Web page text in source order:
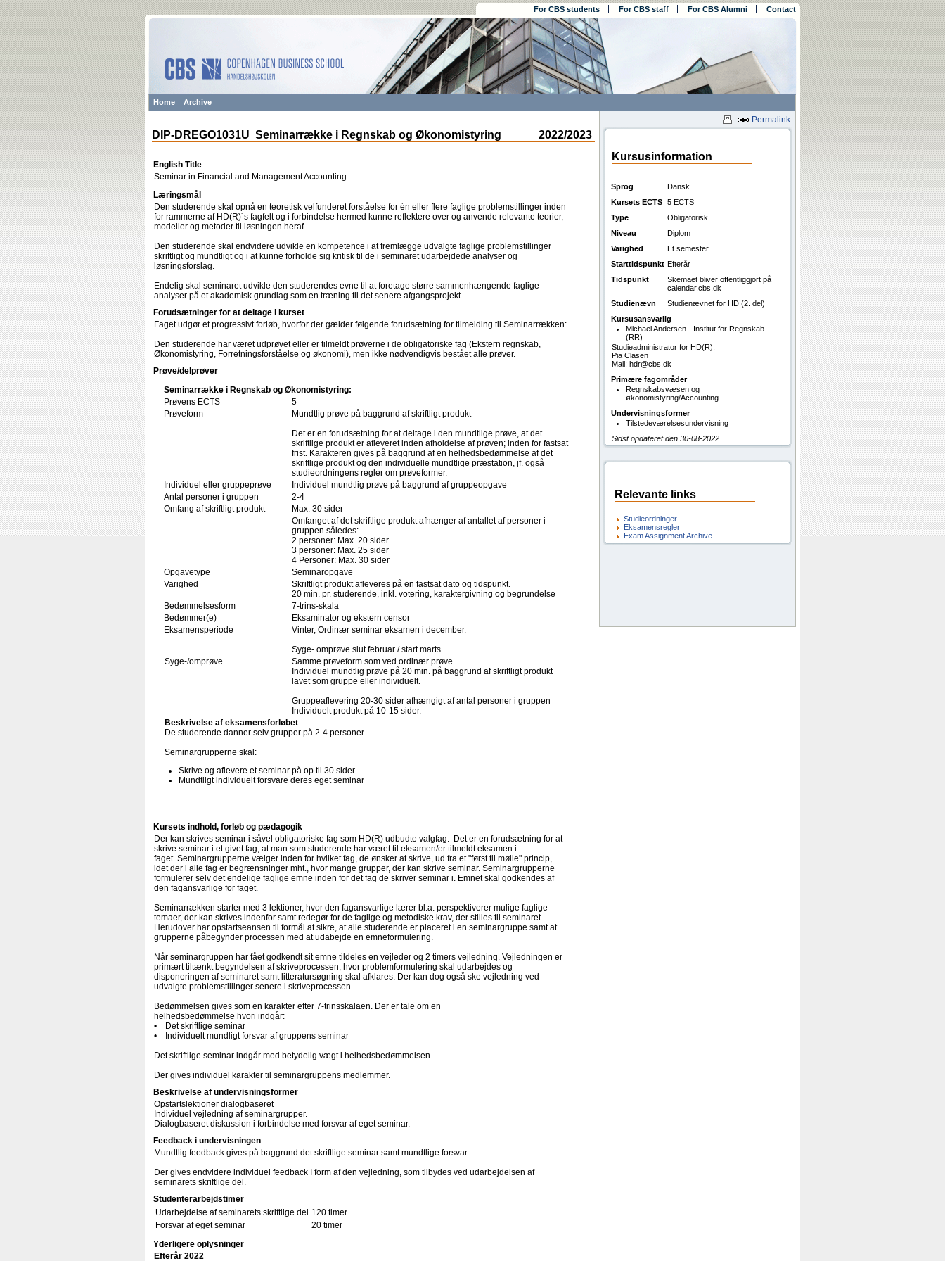
For CBS students For CBS staff For CBS Alumni Contact
Home Archive
Permalink
2022/2023
DIP-DREGO1031U Seminarrække i Regnskab og Økonomistyring
English Title
Seminar in Financial and Management Accounting
Læringsmål
Den studerende skal opnå en teoretisk velfunderet forståelse for én eller flere faglige problemstillinger inden
for rammerne af HD(R)´s fagfelt og i forbindelse hermed kunne reflektere over og anvende relevante teorier,
modeller og metoder til løsningen heraf.
Den studerende skal endvidere udvikle en kompetence i at fremlægge udvalgte faglige problemstillinger
skriftligt og mundtligt og i at kunne forholde sig kritisk til de i seminaret udarbejdede analyser og
løsningsforslag.
Endelig skal seminaret udvikle den studerendes evne til at foretage større sammenhængende faglige
analyser på et akademisk grundlag som en træning til det senere afgangsprojekt.
Forudsætninger for at deltage i kurset
Faget udgør et progressivt forløb, hvorfor der gælder følgende forudsætning for tilmelding til Seminarrækken:
Den studerende har været udprøvet eller er tilmeldt prøverne i de obligatoriske fag (Ekstern regnskab,
Økonomistyring, Forretningsforståelse og økonomi), men ikke nødvendigvis bestået alle prøver.
Prøve/delprøver
Seminarrække i Regnskab og Økonomistyring:
Prøvens ECTS
5
Prøveform
Mundtlig prøve på baggrund af skriftligt produkt
Det er en forudsætning for at deltage i den mundtlige prøve, at det
skriftlige produkt er afleveret inden afholdelse af prøven; inden for fastsat
frist. Karakteren gives på baggrund af en helhedsbedømmelse af det
skriftlige produkt og den individuelle mundtlige præstation, jf. også
studieordningens regler om prøveformer.
Individuel eller gruppeprøve
Individuel mundtlig prøve på baggrund af gruppeopgave
Antal personer i gruppen
2-4
Omfang af skriftligt produkt
Max. 30 sider
Omfanget af det skriftlige produkt afhænger af antallet af personer i
gruppen således:
2 personer: Max. 20 sider
3 personer: Max. 25 sider
4 Personer: Max. 30 sider
Opgavetype
Seminaropgave
Varighed
Skriftligt produkt afleveres på en fastsat dato og tidspunkt.
20 min. pr. studerende, inkl. votering, karaktergivning og begrundelse
Bedømmelsesform
7-trins-skala
Bedømmer(e)
Eksaminator og ekstern censor
Eksamensperiode
Vinter, Ordinær seminar eksamen i december.
Syge- omprøve slut februar / start marts
Syge-/omprøve
Samme prøveform som ved ordinær prøve
Individuel mundtlig prøve på 20 min. på baggrund af skriftligt produkt
lavet som gruppe eller individuelt.
Gruppeaflevering 20-30 sider afhængigt af antal personer i gruppen
Individuelt produkt på 10-15 sider.
Beskrivelse af eksamensforløbet
De studerende danner selv grupper på 2-4 personer.
Seminargrupperne skal:
Skrive og aflevere et seminar på op til 30 sider
Mundtligt individuelt forsvare deres eget seminar
Kursets indhold, forløb og pædagogik
Der kan skrives seminar i såvel obligatoriske fag som HD(R) udbudte valgfag. Det er en forudsætning for at
skrive seminar i et givet fag, at man som studerende har været til eksamen/er tilmeldt eksamen i
faget. Seminargrupperne vælger inden for hvilket fag, de ønsker at skrive, ud fra et "først til mølle" princip,
idet der i alle fag er begrænsninger mht., hvor mange grupper, der kan skrive seminar. Seminargrupperne
formulerer selv det endelige faglige emne inden for det fag de skriver seminar i. Emnet skal godkendes af
den fagansvarlige for faget.
Seminarrækken starter med 3 lektioner, hvor den fagansvarlige lærer bl.a. perspektiverer mulige faglige
temaer, der kan skrives indenfor samt redegør for de faglige og metodiske krav, der stilles til seminaret.
Herudover har opstartseansen til formål at sikre, at alle studerende er placeret i en seminargruppe samt at
grupperne påbegynder processen med at udabejde en emneformulering.
Når seminargruppen har fået godkendt sit emne tildeles en vejleder og 2 timers vejledning. Vejledningen er
primært tiltænkt begyndelsen af skriveprocessen, hvor problemformulering skal udarbejdes og
disponeringen af seminaret samt litteratursøgning skal afklares. Der kan dog også ske vejledning ved
udvalgte problemstillinger senere i skriveprocessen.
Bedømmelsen gives som en karakter efter 7-trinsskalaen. Der er tale om en
helhedsbedømmelse hvori indgår:
• Det skriftlige seminar
• Individuelt mundligt forsvar af gruppens seminar
Det skriftlige seminar indgår med betydelig vægt i helhedsbedømmelsen.
Der gives individuel karakter til seminargruppens medlemmer.
Beskrivelse af undervisningsformer
Opstartslektioner dialogbaseret
Individuel vejledning af seminargrupper.
Dialogbaseret diskussion i forbindelse med forsvar af eget seminar.
Feedback i undervisningen
Mundtlig feedback gives på baggrund det skriftlige seminar samt mundtlige forsvar.
Der gives endvidere individuel feedback I form af den vejledning, som tilbydes ved udarbejdelsen af
seminarets skriftlige del.
Studenterarbejdstimer
Udarbejdelse af seminarets skriftlige del
120 timer
Forsvar af eget seminar
20 timer
Yderligere oplysninger
Efterår 2022
Kursusinformation
Sprog
Dansk
Kursets ECTS 5 ECTS
Type
Obligatorisk
Niveau
Diplom
Varighed
Et semester
Starttidspunkt Efterår
Tidspunkt
Skemaet bliver offentliggjort på
calendar.cbs.dk
Studienævn
Studienævnet for HD (2. del)
Kursusansvarlig
Michael Andersen - Institut for Regnskab
(RR)
Studieadministrator for HD(R):
Pia Clasen
Mail: hdr@cbs.dk
Primære fagområder
Regnskabsvæsen og
økonomistyring/Accounting
Undervisningsformer
Tilstedeværelsesundervisning
Sidst opdateret den 30-08-2022
Relevante links
Studieordninger
Eksamensregler
Exam Assignment Archive